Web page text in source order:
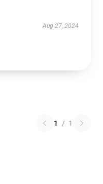
Aug 27, 2024
1 / 1